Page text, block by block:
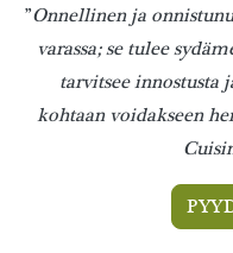
”Onnellinen ja
varassa; se tulee
tarvitsee innostusta
kohtaan voidakseen